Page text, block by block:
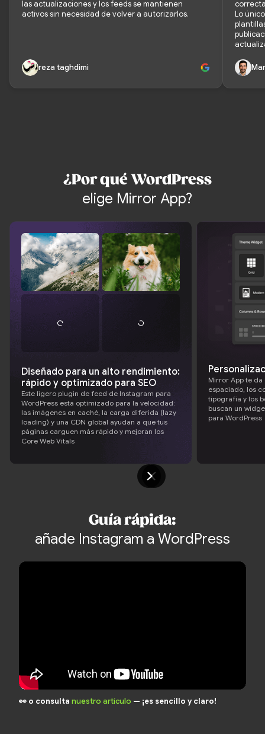
las actualizaciones y los feeds se mantienen
activos sin necesidad de volver a autorizarlos.
reza taghdimi
Lo
¿Por qué WordPress
elige Mirror App?
Diseñado para un alto rendimiento:
rápido y optimizado para SEO
Este ligero plugin de feed de Instagram para
WordPress está optimizado para la velocidad:
las imágenes en caché, la carga diferida (lazy
loading) y una CDN global ayudan a que tus
páginas carguen más rápido y mejoran los
Core Web Vitals
Mirror App te
espaciado, los
tipografía y los
buscan un
para WordPress
Guía rápida:
añade Instagram a WordPress
👀 o consulta nuestro artículo — ¡es sencillo y claro!